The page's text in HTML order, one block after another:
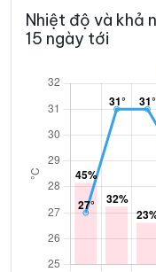
Nhiệt độ và khả
15 ngày tới